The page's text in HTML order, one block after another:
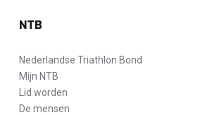
NTB
Nederlandse Triathlon Bond
Mijn NTB
Lid worden
De mensen